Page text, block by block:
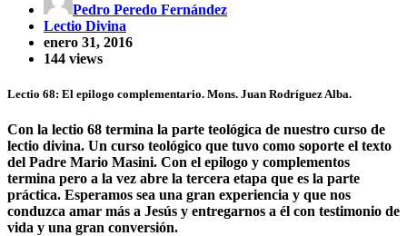
Pedro Peredo Fernández
Lectio Divina
enero 31, 2016
144 views
Lectio 68: El epilogo complementario. Mons. Juan Rodríguez Alba.
Con la lectio 68 termina la parte teológica de nuestro curso de
lectio divina. Un curso teológico que tuvo como soporte el texto
del Padre Mario Masini. Con el epilogo y complementos
termina pero a la vez abre la tercera etapa que es la parte
práctica. Esperamos sea una gran experiencia y que nos
conduzca amar más a Jesús y entregarnos a él con testimonio de
vida y una gran conversión.